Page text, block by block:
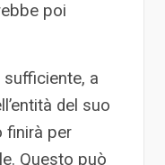
poi
a
del suo
finirà per
Questo può